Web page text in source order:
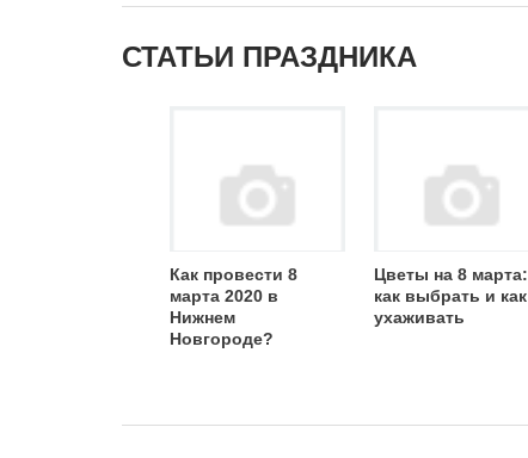
СТАТЬИ ПРАЗДНИКА
Как провести 8
марта 2020 в
Нижнем
Новгороде?
Цветы на 8 марта:
как выбрать и как
ухаживать